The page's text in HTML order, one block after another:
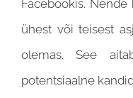
Facebookis.
ühest või teisest
olemas. See
potentsiaalne